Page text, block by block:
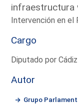
infraestructura
Intervención en
Cargo
Diputado por Cádiz
Autor
Grupo